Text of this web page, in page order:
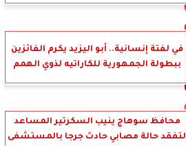
في لفتة إنسانية.. أبو اليزيد يكرم الفائزين
ببطولة الجمهورية للكاراتيه لذوي الهمم
محافظ سوهاج ينيب السكرتير المساعد
لتفقد حالة مصابي حادث جرجا بالمستشفى